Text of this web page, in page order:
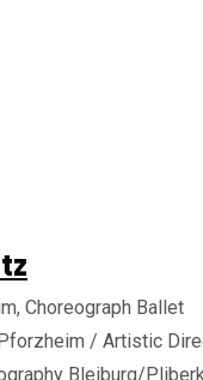
Choreograph Ballet
/ Artistic
Bleiburg/